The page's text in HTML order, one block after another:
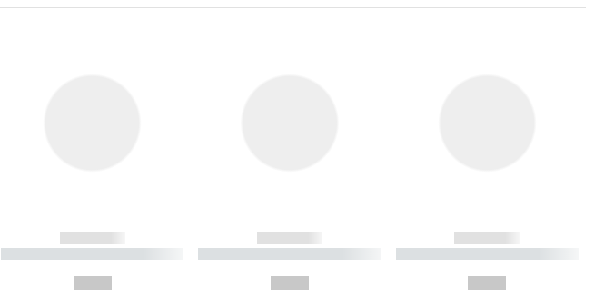
------------
----------- ----------- ----------
------------
----------- ----------- ----------
------------
----------- ----------- ----------